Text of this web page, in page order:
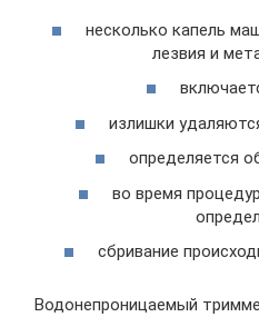
несколько капель
лезвия и
излишки
определяется
во время
сбривание
Водонепроницаемый